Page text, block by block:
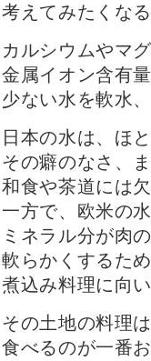
考えてみたくな
カルシウムやマ
金属イオン含有
少ない水を軟水
日本の水は、ほ
その癖のなさ、
和食や茶道には
一方で、欧米の
ミネラル分が肉
軟らかくするた
煮込み料理に向
その土地の料理
食べるのが一番